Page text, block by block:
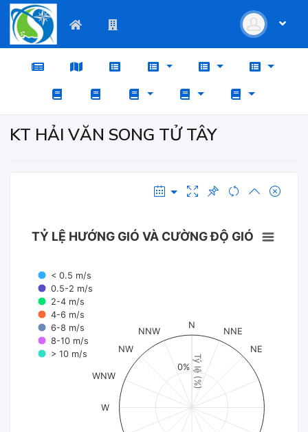
KT HẢI VĂN SONG TỬ TÂY
Tỷ lệ (%)
TỶ LỆ HƯỚNG GIÓ VÀ CƯỜNG ĐỘ GIÓ
< 0.5 m/s
0.5-2 m/s
2-4 m/s
4-6 m/s
6-8 m/s
8-10 m/s
> 10 m/s
N
NNE
NE
W
WNW
NW
NNW
0%